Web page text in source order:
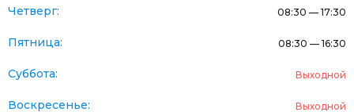
Четверг: 08:30 — 17:30
Пятница: 08:30 — 16:30
Суббота: Выходной
Воскресенье: Выходной